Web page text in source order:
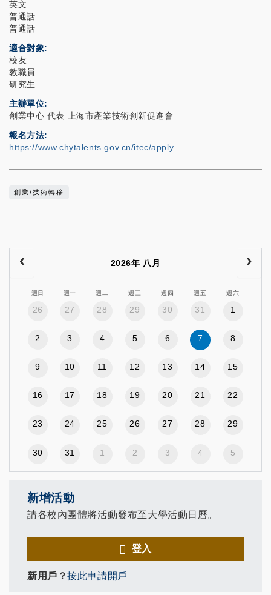
英文
普通話
普通話
適合對象
校友
教職員
研究生
主辦單位
創業中心 代表 上海市產業技術創新促進會
報名方法
https://www.chytalents.gov.cn/itec/apply
創業/技術轉移
2026年 八月
週日 週一 週二 週三 週四 週五 週六
26 27 28 29 30 31 1
2 3 4 5 6 7 8
9 10 11 12 13 14 15
16 17 18 19 20 21 22
23 24 25 26 27 28 29
30 31 1 2 3 4 5
新增活動
請各校內團體將活動發布至大學活動日曆。
登入
新用戶？按此申請開戶